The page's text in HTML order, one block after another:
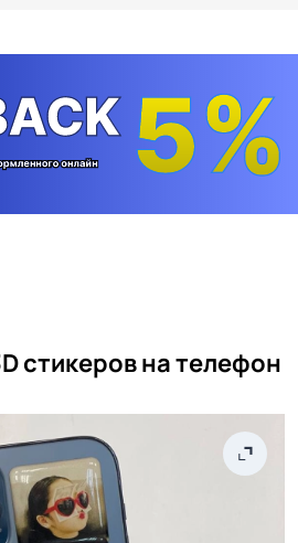
стикеров на телефон